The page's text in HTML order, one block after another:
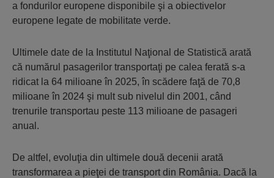
a fondurilor europene disponibile şi a obiectivelor
europene legate de mobilitate verde.
Ultimele date de la Institutul Naţional de Statistică arată
că numărul pasagerilor transportaţi pe calea ferată s-a
ridicat la 64 milioane în 2025, în scădere faţă de 70,8
milioane în 2024 şi mult sub nivelul din 2001, când
trenurile transportau peste 113 milioane de pasageri
anual.
De altfel, evoluţia din ultimele două decenii arată
transformarea a pieţei de transport din România. Dacă la